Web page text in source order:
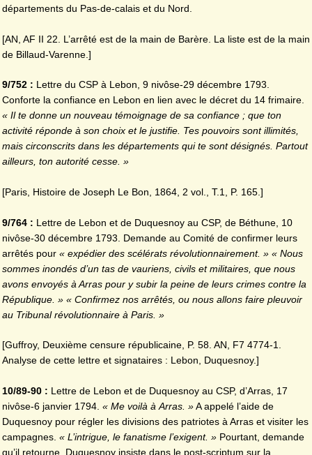
départements du Pas-de-calais et du Nord.
[AN, AF II 22. L’arrêté est de la main de Barère. La liste est de la main
de Billaud-Varenne.]
9/752 : Lettre du CSP à Lebon, 9 nivôse-29 décembre 1793.
Conforte la confiance en Lebon en lien avec le décret du 14 frimaire.
« Il te donne un nouveau témoignage de sa confiance ; que ton
activité réponde à son choix et le justifie. Tes pouvoirs sont illimités,
mais circonscrits dans les départements qui te sont désignés. Partout
ailleurs, ton autorité cesse. »
[Paris, Histoire de Joseph Le Bon, 1864, 2 vol., T.1, P. 165.]
9/764 : Lettre de Lebon et de Duquesnoy au CSP, de Béthune, 10
nivôse-30 décembre 1793. Demande au Comité de confirmer leurs
arrêtés pour « expédier des scélérats révolutionnairement. » « Nous
sommes inondés d’un tas de vauriens, civils et militaires, que nous
avons envoyés à Arras pour y subir la peine de leurs crimes contre la
République. » « Confirmez nos arrêtés, ou nous allons faire pleuvoir
au Tribunal révolutionnaire à Paris. »
[Guffroy, Deuxième censure républicaine, P. 58. AN, F7 4774-1.
Analyse de cette lettre et signataires : Lebon, Duquesnoy.]
10/89-90 : Lettre de Lebon et de Duquesnoy au CSP, d’Arras, 17
nivôse-6 janvier 1794. « Me voilà à Arras. »A appelé l’aide de
Duquesnoy pour régler les divisions des patriotes à Arras et visiter les
campagnes. « L’intrigue, le fanatisme l’exigent. » Pourtant, demande
qu’il retourne. Duquesnoy insiste dans le post-scriptum sur la